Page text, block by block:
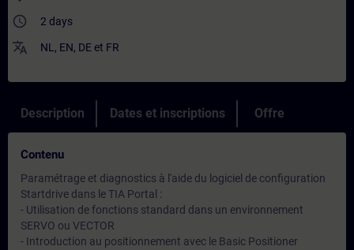
access_time 2 days
translate NL , EN, DE et FR
Description Dates et inscriptions Offre
Contenu
Paramétrage et diagnostics à l'aide du logiciel de configuration
Startdrive dans le TIA Portal :
- Utilisation de fonctions standard dans un environnement
SERVO ou VECTOR
- Introduction au positionnement avec le Basic Positioner